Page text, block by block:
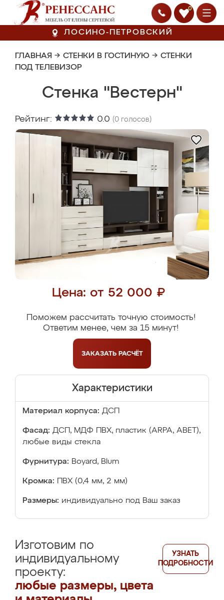
0
ЛОСИНО-ПЕТРОВСКИЙ
ГЛАВНАЯ → СТЕНКИ В ГОСТИНУЮ → СТЕНКИ
ПОД ТЕЛЕВИЗОР
Стенка "Вестерн"
Рейтинг: 0.0 (0 голосов)
Цена: от 52 000 ₽
Поможем рассчитать точную стоимость!
Ответим менее, чем за 15 минут!
ЗАКАЗАТЬ РАСЧЁТ
Характеристики
Материал корпуса: ДСП
Фасад: ДСП, МДФ ПВХ, пластик (ARPA, ABET),
любые виды стекла
Фурнитура: Boyard, Blum
Кромка: ПВХ (0,4 мм, 2 мм)
Размеры: индивидуально под Ваш заказ
Изготовим по
индивидуальному
проекту:
любые размеры, цвета
УЗНАТЬ
ПОДРОБНОСТИ